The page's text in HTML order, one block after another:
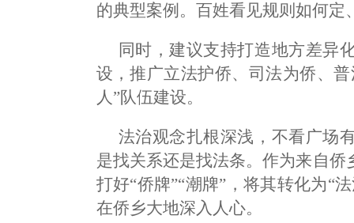
的典型案例。百姓看见规则如何
同时，建议支持打造地方差异
设，推广立法护侨、司法为侨、
人”队伍建设。
法治观念扎根深浅，不看广场
是找关系还是找法条。作为来自
打好“侨牌”“潮牌”，将其转化为“
在侨乡大地深入人心。